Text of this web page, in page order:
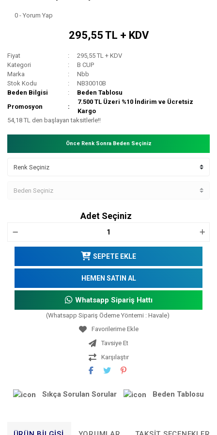
0 - Yorum Yap
295,55 TL + KDV
Fiyat
295,55 TL + KDV
Kategori
B CUP
Marka
Nbb
Stok Kodu
NB30010B
Beden Bilgisi
Beden Tablosu
Promosyon
7.500 TL Üzeri %10 İndirim ve Ücretsiz
Kargo
54,18 TL den başlayan taksitlerle!!
Önce Renk Sonra Beden Seçiniz
Adet Seçiniz
SEPETE EKLE
HEMEN SATIN AL
Whatsapp Sipariş Hattı
(Whatsapp Sipariş Ödeme Yöntemi : Havale)
Tavsiye Et
Karşılaştır
Sıkça Sorulan Sorular Beden Tablosu